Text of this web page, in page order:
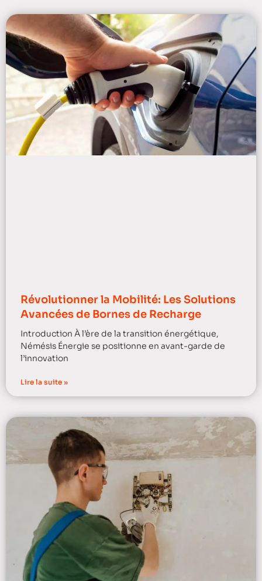
Révolutionner la Mobilité: Les Solutions
Avancées de Bornes de Recharge
Introduction À l’ère de la transition énergétique,
Némésis Énergie se positionne en avant-garde de
l’innovation
Lire la suite »